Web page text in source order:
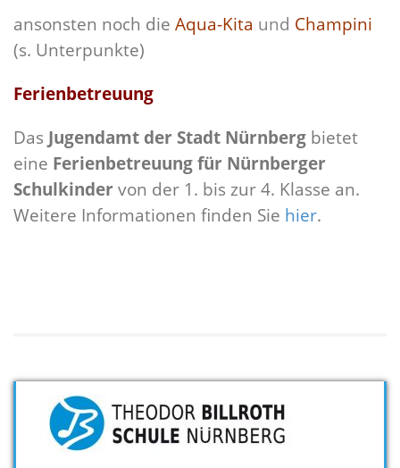
ansonsten noch die Aqua-Kita und Champini
(s. Unterpunkte)
Ferienbetreuung
Das Jugendamt der Stadt Nürnberg bietet
eine Ferienbetreuung für Nürnberger
Schulkinder von der 1. bis zur 4. Klasse an.
Weitere Informationen finden Sie hier.